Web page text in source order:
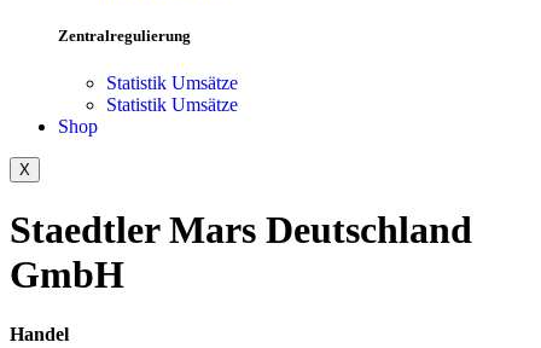
Zentralregulierung
Statistik Umsätze
Statistik Umsätze
Shop
X
Staedtler Mars Deutschland
GmbH
Handel